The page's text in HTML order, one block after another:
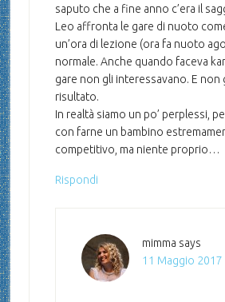
saputo che a fine anno c’era il
Leo affronta le gare di nuoto
un’ora di lezione (ora fa nuoto
normale. Anche quando faceva
gare non gli interessavano. E non
risultato.
In realtà siamo un po’ perplessi,
con farne un bambino
competitivo, ma niente proprio…
Rispondi
mimma says
11 Maggio 2017